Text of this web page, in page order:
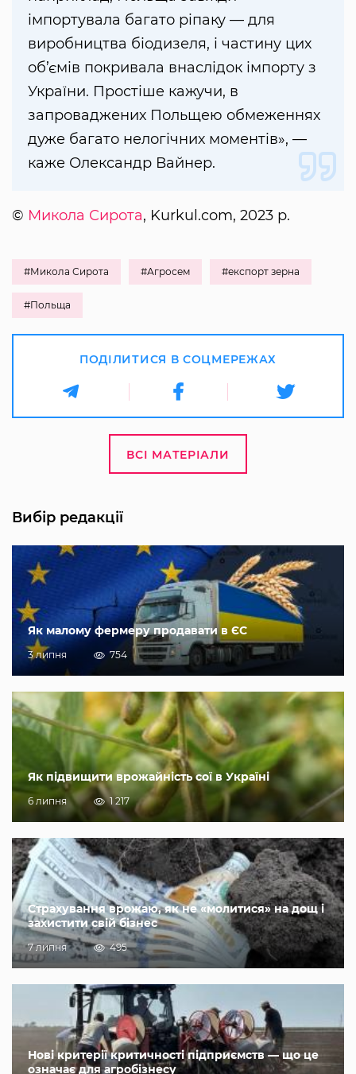
імпортувала багато ріпаку — для
виробництва біодизеля, і частину цих
об’ємів покривала внаслідок імпорту з
України. Простіше кажучи, в
запроваджених Польщею обмеженнях
дуже багато нелогічних моментів», —
каже Олександр Вайнер.
© Микола Сирота, Kurkul.com, 2023 р.
#Микола Сирота #Агросем #експорт зерна
#Польща
ПОДІЛИТИСЯ В СОЦМЕРЕЖАХ
ВСІ МАТЕРІАЛИ
Вибір редакції
Як малому фермеру продавати в ЄС
3 липня 754
Як підвищити врожайність сої в Україні
6 липня 1 217
Страхування врожаю, як не «молитися» на дощ і
захистити свій бізнес
7 липня 495
Нові критерії критичності підприємств — що це
означає для агробізнесу